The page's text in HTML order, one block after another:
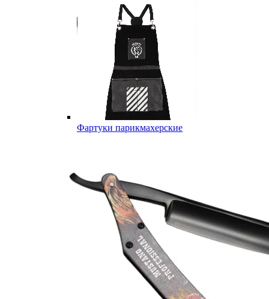
Фартуки парикмахерские